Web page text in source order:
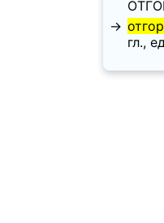
→
гл.,